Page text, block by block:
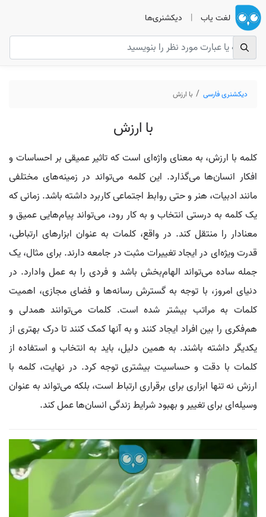
لغت یاب | دیکشنری‌ها
دیکشنری فارسی با ارزش
با ارزش
کلمه با ارزش، به معنای واژه‌ای است که تاثیر عمیقی بر احساسات و
افکار انسان‌ها می‌گذارد. این کلمه می‌تواند در زمینه‌های مختلفی
مانند ادبیات، هنر و حتی روابط اجتماعی کاربرد داشته باشد. زمانی که
یک کلمه به درستی انتخاب و به کار رود، می‌تواند پیام‌هایی عمیق و
معنادار را منتقل کند. در واقع، کلمات به عنوان ابزارهای ارتباطی،
قدرت ویژه‌ای در ایجاد تغییرات مثبت در جامعه دارند. برای مثال، یک
جمله ساده می‌تواند الهام‌بخش باشد و فردی را به عمل وادارد. در
دنیای امروز، با توجه به گسترش رسانه‌ها و فضای مجازی، اهمیت
کلمات به مراتب بیشتر شده است. کلمات می‌توانند همدلی و
هم‌فکری را بین افراد ایجاد کنند و به آنها کمک کنند تا درک بهتری از
یکدیگر داشته باشند. به همین دلیل، باید به انتخاب و استفاده از
کلمات با دقت و حساسیت بیشتری توجه کرد. در نهایت، کلمه با
ارزش نه تنها ابزاری برای برقراری ارتباط است، بلکه می‌تواند به عنوان
وسیله‌ای برای تغییر و بهبود شرایط زندگی انسان‌ها عمل کند.